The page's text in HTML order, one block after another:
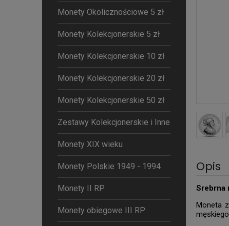
Monety Okolicznościowe 5 zł
Monety Kolekcjonerskie 5 zł
Monety Kolekcjonerskie 10 zł
Monety Kolekcjonerskie 20 zł
Monety Kolekcjonerskie 50 zł
Zestawy Kolekcjonerskie i Inne
Monety XIX wieku
Monety Polskie 1949 - 1994
Monety II RP
Monety obiegowe III RP
Opis
Srebrna
Moneta